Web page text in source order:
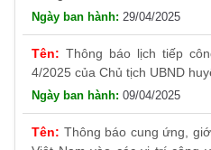
Thông báo lịch tiếp
09/04/2025
Thông báo cung ứng,
động nước ngoài